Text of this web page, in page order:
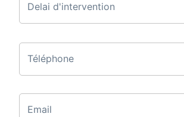
Delai d'intervention
Téléphone
Email